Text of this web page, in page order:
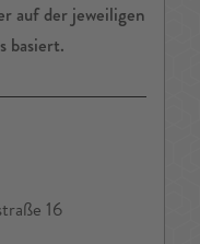
auf der jeweiligen
basiert.
16